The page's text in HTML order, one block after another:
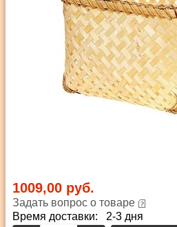
1009,00 руб.
Задать вопрос о товаре
Время доставки: 2-3 дня